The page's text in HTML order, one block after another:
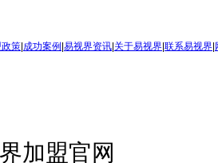
策 成功案例 易视界资讯 关于易视界 联系易视界
加盟官网